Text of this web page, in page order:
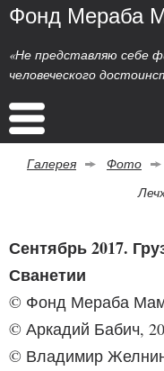
Фонд Мераба
«Не представляю себе
человеческого
Галерея Фото
Сентябрь 2017.
Сванетии
© Фонд Мераба
© Аркадий Бабич,
© Владимир